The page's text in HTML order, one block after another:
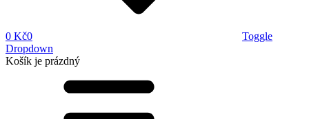
0 Kč0
Toggle
Dropdown
Košík je prázdný